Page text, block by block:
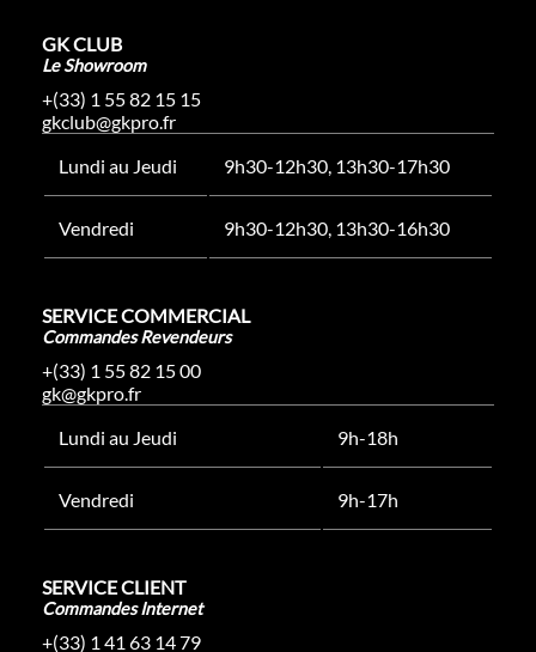
GK CLUB
Le Showroom
+(33) 1 55 82 15 15
gkclub@gkpro.fr
Lundi au Jeudi
9h30-12h30, 13h30-17h30
Vendredi 9h30-12h30, 13h30-16h30
SERVICE COMMERCIAL
Commandes Revendeurs
+(33) 1 55 82 15 00
gk@gkpro.fr
Lundi au Jeudi
9h-18h
Vendredi 9h-17h
SERVICE CLIENT
Commandes Internet
+(33) 1 41 63 14 79